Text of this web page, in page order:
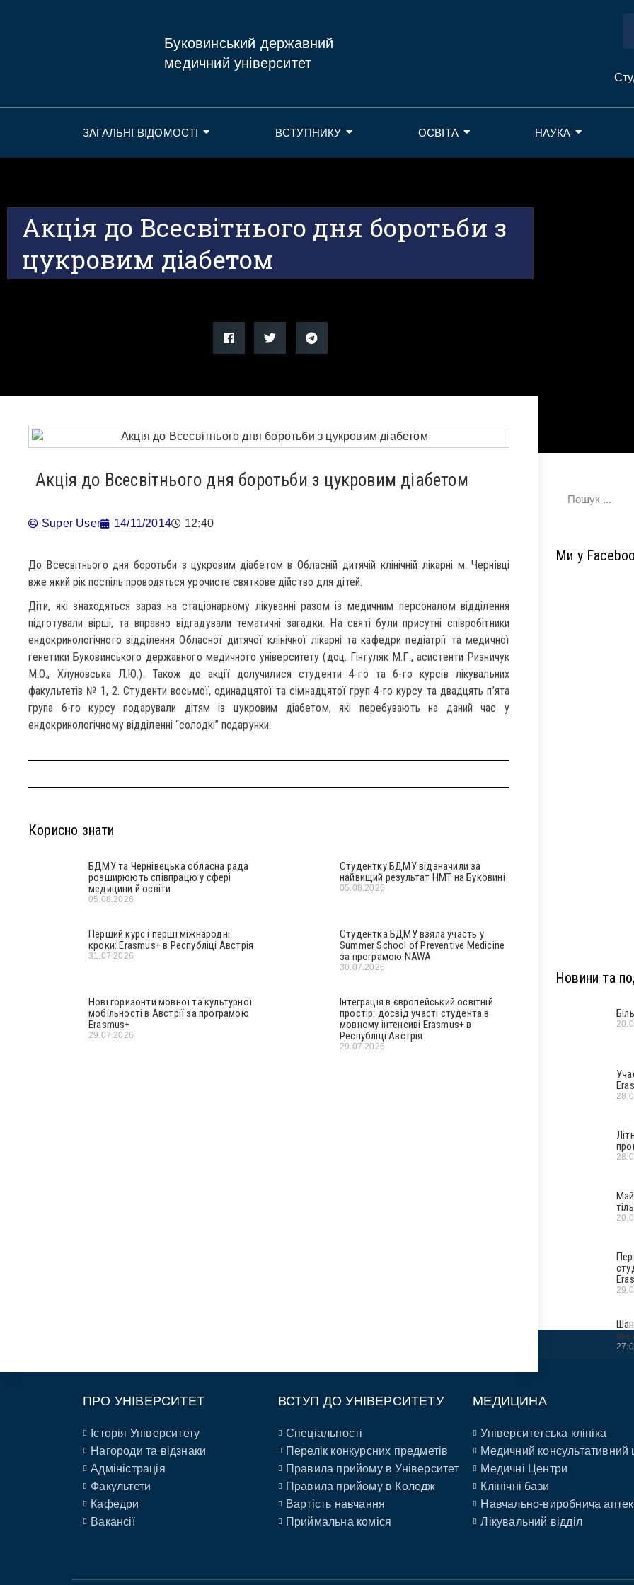
Буковинський державний
медичний університет
ЗАГАЛЬНІ ВІДОМОСТІ ВСТУПНИКУ ОСВІТА НАУКА
Акція до Всесвітнього дня боротьби з
цукровим діабетом
Акція до Всесвітнього дня боротьби з цукровим діабетом
Super User 14/11/2014 12:40
До Всесвітнього дня боротьби з цукровим діабетом в Обласній дитячій клінічній лікарні м. Чернівці
вже який рік поспіль проводяться урочисте святкове дійство для дітей.
Діти, які знаходяться зараз на стаціонарному лікуванні разом із медичним персоналом відділення
підготували вірші, та вправно відгадували тематичні загадки. На святі були присутні співробітники
ендокринологічного відділення Обласної дитячої клінічної лікарні та кафедри педіатрії та медичної
генетики Буковинського державного медичного університету (доц. Гінгуляк М.Г., асистенти Ризничук
М.О., Хлуновська Л.Ю.). Також до акції долучилися студенти 4-го та 6-го курсів лікувальних
факультетів № 1, 2. Студенти восьмої, одинадцятої та сімнадцятої груп 4-го курсу та двадцять п’ята
група 6-го курсу подарували дітям із цукровим діабетом, які перебувають на даний час у
ендокринологічному відділенні “солодкі” подарунки.
Корисно знати
БДМУ та Чернівецька обласна рада
розширюють співпрацю у сфері
медицини й освіти
05.08.2026
Студентку БДМУ відзначили за
найвищий результат НМТ на Буковині
05.08.2026
Перший курс і перші міжнародні
кроки: Erasmus+ в Республіці Австрія
31.07.2026
Студентка БДМУ взяла участь у
Summer School of Preventive Medicine
за програмою NAWA
30.07.2026
Нові горизонти мовної та культурної
мобільності в Австрії за програмою
Erasmus+
29.07.2026
Інтеграція в європейський освітній
простір: досвід участі студента в
мовному інтенсиві Erasmus+ в
Республіці Австрія
29.07.2026
Ми у
Новини та
ПРО УНІВЕРСИТЕТ
Історія Університету
Нагороди та відзнаки
Адміністрація
Факультети
Кафедри
Вакансії
ВСТУП ДО УНІВЕРСИТЕТУ
Спеціальності
Перелік конкурсних предметів
Правила прийому в Університет
Правила прийому в Коледж
Вартість навчання
Приймальна коміся
МЕДИЦИНА
Університетська клініка
Медичний консультативний
Медичні Центри
Клінічні бази
Навчально-виробнича
Лікувальний відділ